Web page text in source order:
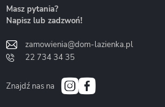
Bath&Spa
Masz pytania?
Napisz lub zadzwoń!
zamowienia@dom-lazienka.pl
22 734 34 35
Znajdź nas na